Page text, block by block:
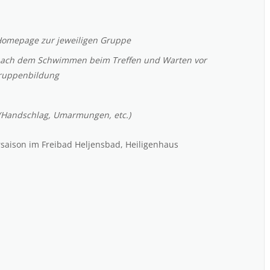
zur jeweiligen Gruppe
dem Schwimmen beim Treffen und Warten vor
Umarmungen, etc.)
im Freibad Heljensbad, Heiligenhaus